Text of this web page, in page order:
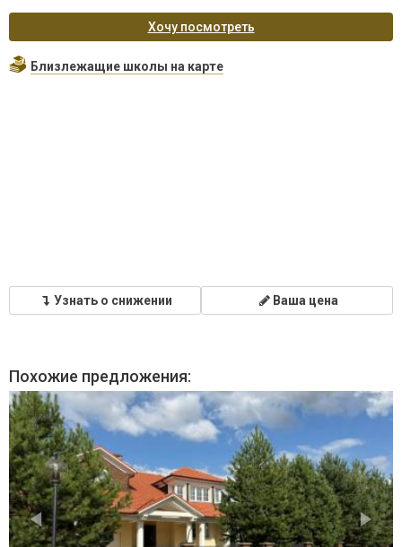
Хочу посмотреть
Близлежащие школы на карте
Узнать о снижении Ваша цена
Похожие предложения: